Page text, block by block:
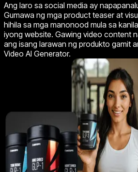
Ang laro sa social media ay
Gumawa ng mga product teaser at
hihila sa mga manonood mula sa
iyong website. Gawing video content
ang isang larawan ng produkto gamit
Video AI Generator.